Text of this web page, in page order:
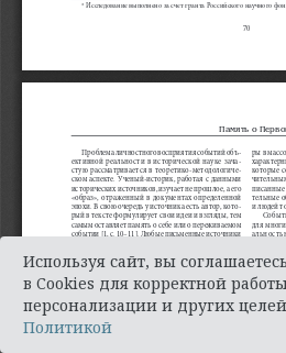
Используя сайт, вы
в Cookies для корректной
персонализации и других
Политикой